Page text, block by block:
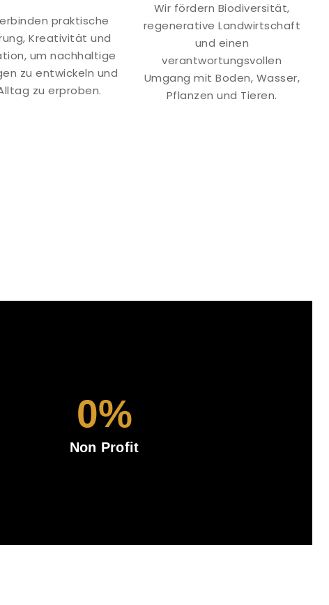
praktische
Kreativität und
um nachhaltige
zu entwickeln und
zu erproben.
Wir fördern Biodiversität,
regenerative Landwirtschaft
und einen
verantwortungsvollen
Umgang mit Boden, Wasser,
Pflanzen und Tieren.
Non Profit
0%